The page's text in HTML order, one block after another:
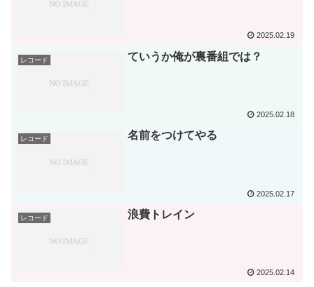
2025.02.19
レコード ていうか俺が裏番組では？
2025.02.18
レコード 名前をつけてやる
2025.02.17
レコード 浪費トレイン
2025.02.14